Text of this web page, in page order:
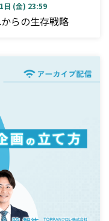
日 (金) 23:59
らの生存戦略